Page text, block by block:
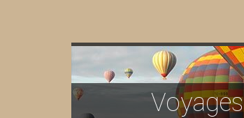
Voyages